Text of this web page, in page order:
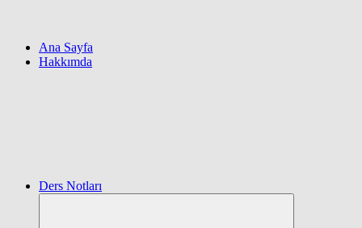
Ana Sayfa
Hakkımda
Ders Notları